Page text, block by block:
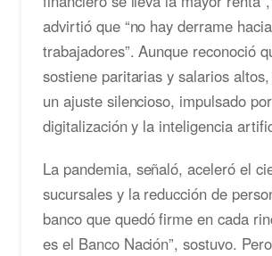
advirtió que “no hay derrame
trabajadores”. Aunque reconoció
sostiene paritarias y salarios
un ajuste silencioso, impulsado
digitalización y la inteligencia
La pandemia, señaló, aceleró el
sucursales y la reducción de
banco que quedó firme en cada
es el Banco Nación”, sostuvo.